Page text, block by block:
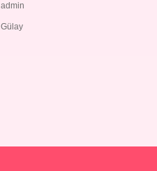
admin
Gülay